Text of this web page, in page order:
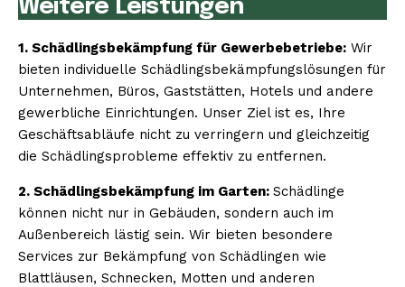
Weitere Leistungen
1. Schädlingsbekämpfung für Gewerbebetriebe: Wir
bieten individuelle Schädlingsbekämpfungslösungen für
Unternehmen, Büros, Gaststätten, Hotels und andere
gewerbliche Einrichtungen. Unser Ziel ist es, Ihre
Geschäftsabläufe nicht zu verringern und gleichzeitig
die Schädlingsprobleme effektiv zu entfernen.
2. Schädlingsbekämpfung im Garten: Schädlinge
können nicht nur in Gebäuden, sondern auch im
Außenbereich lästig sein. Wir bieten besondere
Services zur Bekämpfung von Schädlingen wie
Blattläusen, Schnecken, Motten und anderen